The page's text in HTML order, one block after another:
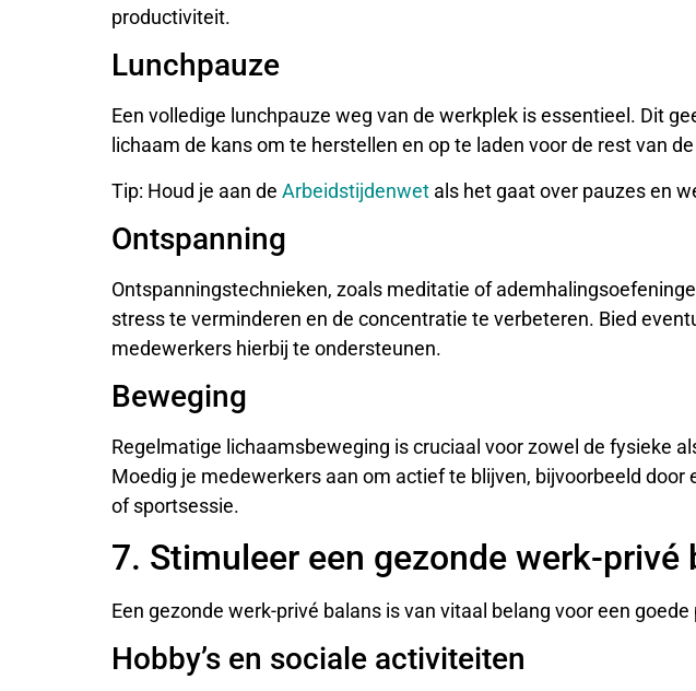
productiviteit.
Lunchpauze
Een volledige lunchpauze weg van de werkplek is essentieel. Dit
lichaam de kans om te herstellen en op te laden voor de rest van
Tip: Houd je aan de Arbeidstijdenwet als het gaat over pauzes en
Ontspanning
Ontspanningstechnieken, zoals meditatie of
stress te verminderen en de concentratie te verbeteren. Bied
medewerkers hierbij te ondersteunen.
Beweging
Regelmatige lichaamsbeweging is cruciaal voor zowel de fysieke
Moedig je medewerkers aan om actief te blijven, bijvoorbeeld door
of sportsessie.
7. Stimuleer een gezonde werk-privé
Een gezonde werk-privé balans is van vitaal belang voor een
Hobby’s en sociale activiteiten